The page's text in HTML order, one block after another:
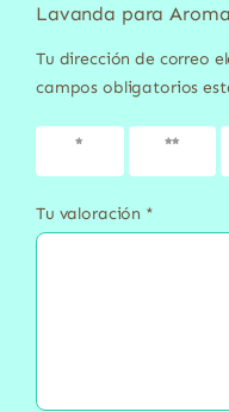
Lavanda para
Tu dirección de correo
campos obligatorios
1 de 5
2 de 5
Tu valoración *